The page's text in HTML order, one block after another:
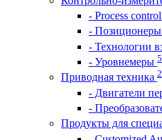
- Process
- Позиционеры
- Технологии
- Уровнемеры 5
Приводная техника
- Двигатели
-
Продукты для